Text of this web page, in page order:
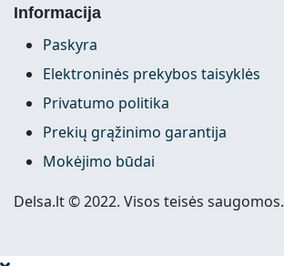
Informacija
Paskyra
Elektroninės prekybos taisyklės
Privatumo politika
Prekių grąžinimo garantija
Mokėjimo būdai
Delsa.lt © 2022. Visos teisės saugomos.